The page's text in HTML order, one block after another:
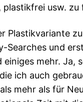
usw. zu
Plastikvariante
Searches und
mehr. Ja,
ich auch
mehr als für